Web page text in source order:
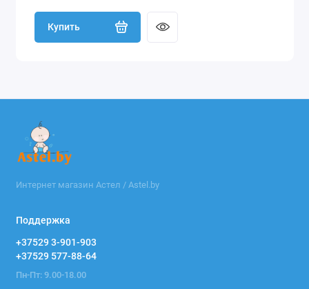
Купить
Интернет магазин Астел / Astel.by
Поддержка
+37529 3-901-903
+37529 577-88-64
Пн-Пт: 9.00-18.00